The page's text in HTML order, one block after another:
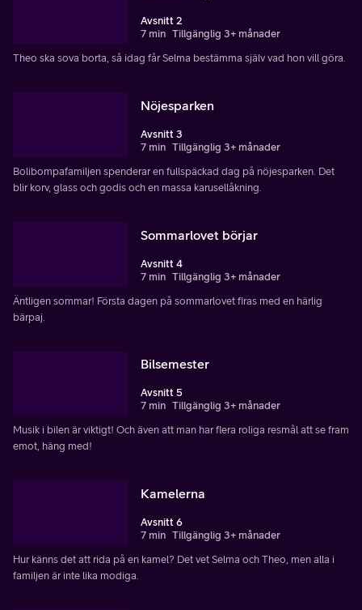
Avsnitt 2
7 min Tillgänglig 3+ månader
Theo ska sova borta, så idag får Selma bestämma själv vad hon vill göra.
Nöjesparken
Avsnitt 3
7 min Tillgänglig 3+ månader
Bolibompafamiljen spenderar en fullspäckad dag på nöjesparken. Det
blir korv, glass och godis och en massa karusellåkning.
Sommarlovet börjar
Avsnitt 4
7 min Tillgänglig 3+ månader
Äntligen sommar! Första dagen på sommarlovet firas med en härlig
bärpaj.
Bilsemester
Avsnitt 5
7 min Tillgänglig 3+ månader
Musik i bilen är viktigt! Och även att man har flera roliga resmål att se fram
emot, häng med!
Kamelerna
Avsnitt 6
7 min Tillgänglig 3+ månader
Hur känns det att rida på en kamel? Det vet Selma och Theo, men alla i
familjen är inte lika modiga.